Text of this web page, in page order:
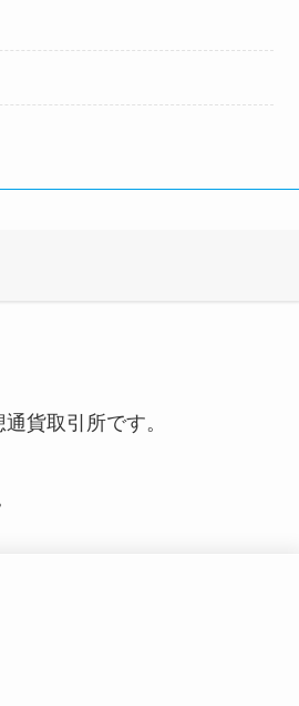
貨取引所です。